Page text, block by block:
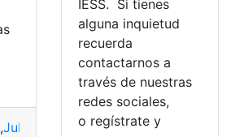
,Jubilación solicitar,Vejez
IESS. Si tienes
alguna inquietud
recuerda
contactarnos a
través de nuestras
redes sociales,
o regístrate y